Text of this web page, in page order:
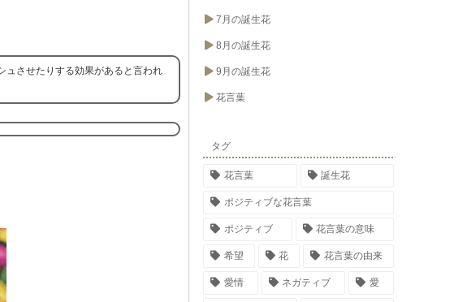
ュさせたりする効果があると言われ
7月の誕生花
8月の誕生花
9月の誕生花
花言葉
タグ
花言葉 誕生花
ポジティブな花言葉
ポジティブ 花言葉の意味
希望 花 花言葉の由来
愛情 ネガティブ 愛